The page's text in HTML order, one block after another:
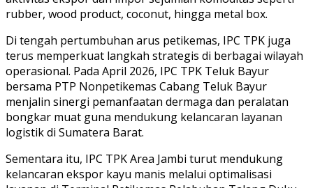
rubber, wood product, coconut, hingga metal box.
Di tengah pertumbuhan arus petikemas, IPC TPK juga
terus memperkuat langkah strategis di berbagai wilayah
operasional. Pada April 2026, IPC TPK Teluk Bayur
bersama PTP Nonpetikemas Cabang Teluk Bayur
menjalin sinergi pemanfaatan dermaga dan peralatan
bongkar muat guna mendukung kelancaran layanan
logistik di Sumatera Barat.
Sementara itu, IPC TPK Area Jambi turut mendukung
kelancaran ekspor kayu manis melalui optimalisasi